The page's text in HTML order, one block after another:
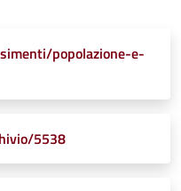
popolazione-e-
5538